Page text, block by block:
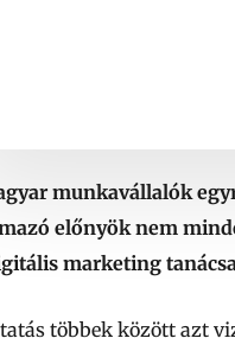
munkavállalók
előnyök nem
marketing
többek között azt